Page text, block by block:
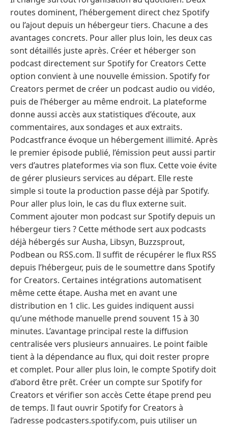
routes dominent, l’hébergement direct chez Spotify
ou l’ajout depuis un hébergeur tiers. Chacune a des
avantages concrets. Pour aller plus loin, les deux cas
sont détaillés juste après. Créer et héberger son
podcast directement sur Spotify for Creators Cette
option convient à une nouvelle émission. Spotify for
Creators permet de créer un podcast audio ou vidéo,
puis de l’héberger au même endroit. La plateforme
donne aussi accès aux statistiques d’écoute, aux
commentaires, aux sondages et aux extraits.
Podcastfrance évoque un hébergement illimité. Après
le premier épisode publié, l’émission peut aussi partir
vers d’autres plateformes via son flux. Cette voie évite
de gérer plusieurs services au départ. Elle reste
simple si toute la production passe déjà par Spotify.
Pour aller plus loin, le cas du flux externe suit.
Comment ajouter mon podcast sur Spotify depuis un
hébergeur tiers ? Cette méthode sert aux podcasts
déjà hébergés sur Ausha, Libsyn, Buzzsprout,
Podbean ou RSS.com. Il suffit de récupérer le flux RSS
depuis l’hébergeur, puis de le soumettre dans Spotify
for Creators. Certaines intégrations automatisent
même cette étape. Ausha met en avant une
distribution en 1 clic. Les guides indiquent aussi
qu’une méthode manuelle prend souvent 15 à 30
minutes. L’avantage principal reste la diffusion
centralisée vers plusieurs annuaires. Le point faible
tient à la dépendance au flux, qui doit rester propre
et complet. Pour aller plus loin, le compte Spotify doit
d’abord être prêt. Créer un compte sur Spotify for
Creators et vérifier son accès Cette étape prend peu
de temps. Il faut ouvrir Spotify for Creators à
l’adresse podcasters.spotify.com, puis utiliser un